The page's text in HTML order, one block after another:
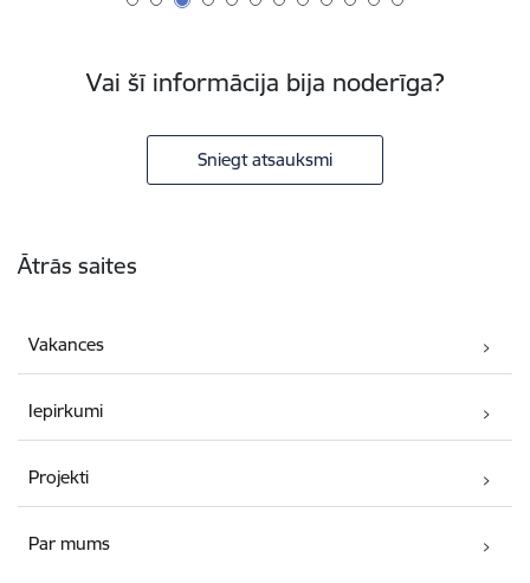
Vai šī informācija bija noderīga?
Sniegt atsauksmi
Ātrās saites
Vakances
Iepirkumi
Projekti
Par mums